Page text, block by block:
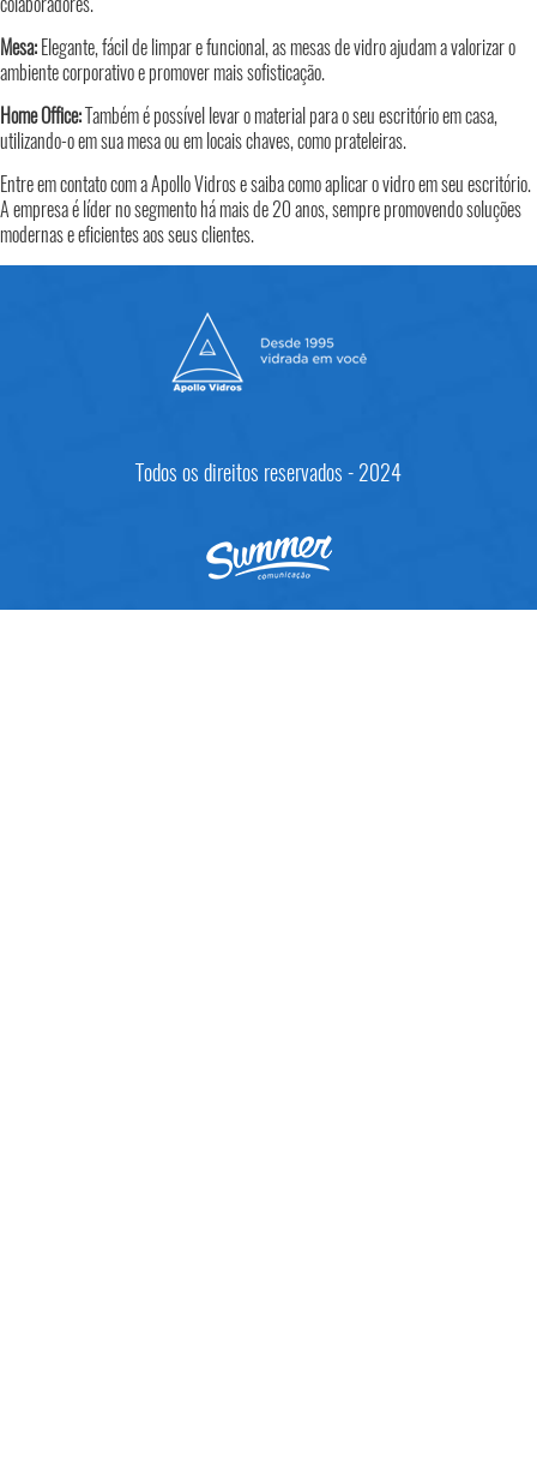
Mesa: Elegante, fácil de limpar e funcional, as mesas de vidro ajudam a valorizar o
ambiente corporativo e promover mais sofisticação.
Home Office:Também é possível levar o material para o seu escritório em casa,
utilizando-o em sua mesa ou em locais chaves, como prateleiras.
Entre em contato com a Apollo Vidros e saiba como aplicar o vidro em seu escritório.
A empresa é líder no segmento há mais de 20 anos, sempre promovendo soluções
modernas e eficientes aos seus clientes.
Todos os direitos reservados - 2024